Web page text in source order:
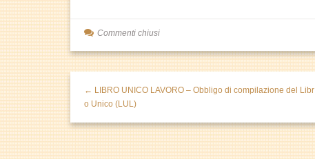
Commenti chiusi
← LIBRO UNICO LAVORO – Obbligo di compilazione del Libr
o Unico (LUL)